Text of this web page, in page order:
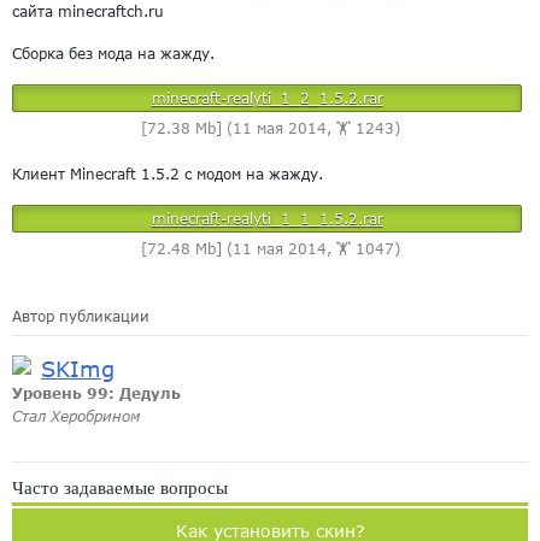
сайта minecraftch.ru
Сборка без мода на жажду.
minecraft-realyti_1_2_1.5.2.rar
[72.38 Mb] (11 мая 2014, 🏋️ 1243)
Клиент Minecraft 1.5.2 с модом на жажду.
minecraft-realyti_1_1_1.5.2.rar
[72.48 Mb] (11 мая 2014, 🏋️ 1047)
Автор публикации
SKImg
Уровень 99: Дедуль
Стал Херобрином
Часто задаваемые вопросы
Как установить скин?